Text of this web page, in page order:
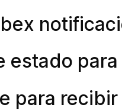
estado
para